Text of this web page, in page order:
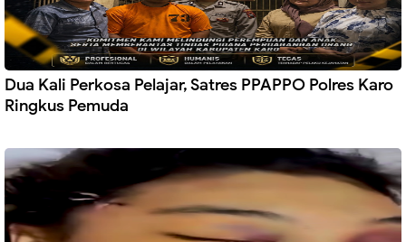
Dua Kali Perkosa Pelajar, Satres PPAPPO Polres Karo
Ringkus Pemuda